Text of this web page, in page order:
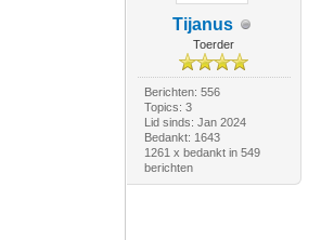
Tijanus
Toerder
Berichten: 556
Topics: 3
Lid sinds: Jan 2024
Bedankt: 1643
1261 x bedankt in 549
berichten